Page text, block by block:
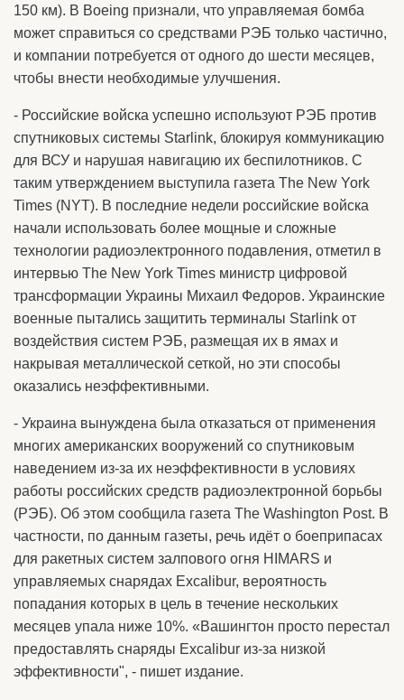
150 км). В Boeing признали, что управляемая бомба
может справиться со средствами РЭБ только частично,
и компании потребуется от одного до шести месяцев,
чтобы внести необходимые улучшения.
- Российские войска успешно используют РЭБ против
спутниковых системы Starlink, блокируя коммуникацию
для ВСУ и нарушая навигацию их беспилотников. С
таким утверждением выступила газета The New York
Times (NYT). В последние недели российские войска
начали использовать более мощные и сложные
технологии радиоэлектронного подавления, отметил в
интервью The New York Times министр цифровой
трансформации Украины Михаил Федоров. Украинские
военные пытались защитить терминалы Starlink от
воздействия систем РЭБ, размещая их в ямах и
накрывая металлической сеткой, но эти способы
оказались неэффективными.
- Украина вынуждена была отказаться от применения
многих американских вооружений со спутниковым
наведением из-за их неэффективности в условиях
работы российских средств радиоэлектронной борьбы
(РЭБ). Об этом сообщила газета The Washington Post. В
частности, по данным газеты, речь идёт о боеприпасах
для ракетных систем залпового огня HIMARS и
управляемых снарядах Excalibur, вероятность
попадания которых в цель в течение нескольких
месяцев упала ниже 10%. «Вашингтон просто перестал
предоставлять снаряды Excalibur из-за низкой
эффективности", - пишет издание.